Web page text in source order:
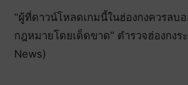
“ผู้ที่ดาวน์โหลดเกมนี้ในฮ่องกงควรล
กฎหมายโดยเด็ดขาด” ตำรวจฮ่องกงร
News)